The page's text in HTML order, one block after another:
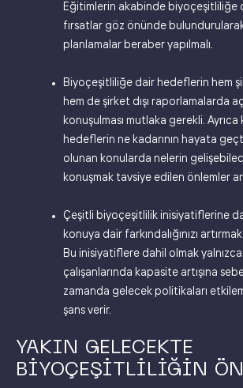
Eğitimlerin akabinde biyoçeşitliliğe
fırsatlar göz önünde
planlamalar beraber yapılmalı.
Biyoçeşitliliğe dair hedeflerin hem
hem de şirket dışı raporlamalarda
konuşulması mutlaka gerekli. Ayrıca
hedeflerin ne kadarının hayata
olunan konularda nelerin
konuşmak tavsiye edilen önlemler
Çeşitli biyoçeşitlilik inisiyatiflerine
konuya dair farkındalığınızı
Bu inisiyatiflere dahil olmak
çalışanlarında kapasite artışına
zamanda gelecek politikaları
şans verir.
YAKIN GELECEKTE
BIYOÇEŞITLILIĞIN